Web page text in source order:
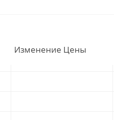
Изменение Цены